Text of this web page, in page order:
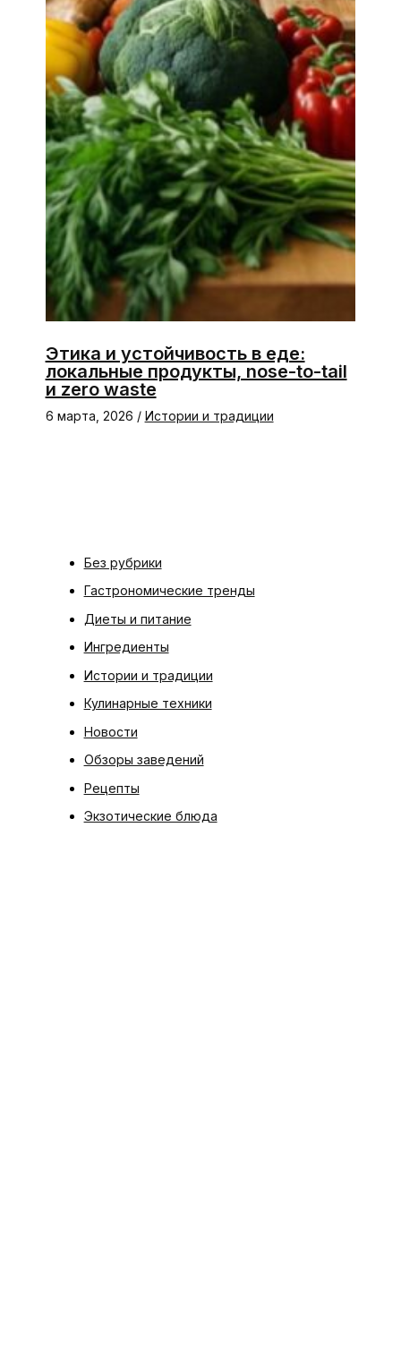
Этика и устойчивость в еде:
локальные продукты, nose-to-tail
и zero waste
6 марта, 2026 / Истории и традиции
Без рубрики
Гастрономические тренды
Диеты и питание
Ингредиенты
Истории и традиции
Кулинарные техники
Новости
Обзоры заведений
Рецепты
Экзотические блюда